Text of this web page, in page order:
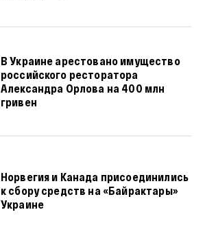
В Украине арестовано имущество
российского ресторатора
Александра Орлова на 400 млн
гривен
Норвегия и Канада присоединились
к сбору средств на «Байрактары»
Украине